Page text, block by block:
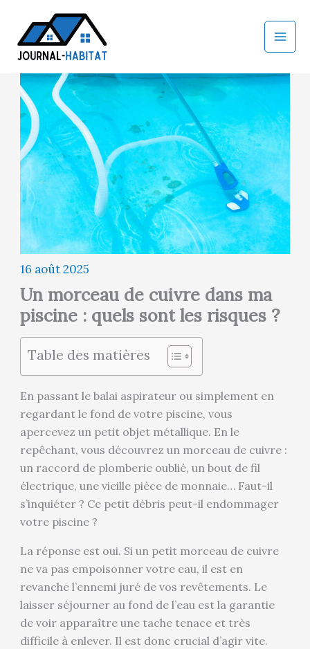
contenu
16 août 2025
Un morceau de cuivre dans ma
piscine : quels sont les risques ?
Table des matières
En passant le balai aspirateur ou simplement en
regardant le fond de votre piscine, vous
apercevez un petit objet métallique. En le
repêchant, vous découvrez un morceau de cuivre :
un raccord de plomberie oublié, un bout de fil
électrique, une vieille pièce de monnaie… Faut-il
s’inquiéter ? Ce petit débris peut-il endommager
votre piscine ?
La réponse est oui. Si un petit morceau de cuivre
ne va pas empoisonner votre eau, il est en
revanche l’ennemi juré de vos revêtements. Le
laisser séjourner au fond de l’eau est la garantie
de voir apparaître une tache tenace et très
difficile à enlever. Il est donc crucial d’agir vite.